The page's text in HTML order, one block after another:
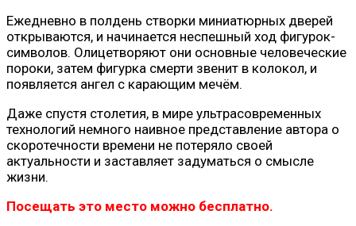
Ежедневно в полдень створки миниатюрных дверей
открываются, и начинается неспешный ход фигурок-
символов. Олицетворяют они основные человеческие
пороки, затем фигурка смерти звенит в колокол, и
появляется ангел с карающим мечём.
Даже спустя столетия, в мире ультрасовременных
технологий немного наивное представление автора о
скоротечности времени не потеряло своей
актуальности и заставляет задуматься о смысле
жизни.
Посещать это место можно бесплатно.